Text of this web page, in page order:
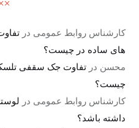
کارشناس روابط عمومی در
های ساده در چیست؟
محسن درتفاوت جک سقفی
چیست؟
کارشناس روابط عمومی در
داشته باشد؟